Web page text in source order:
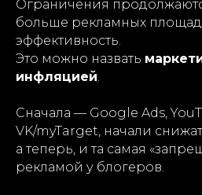
Ограничения
больше рекламных
эффективность.
Это можно назвать
инфляцией.
Сначала — Google Ads,
VK/myTarget, начали
а теперь, и та самая
рекламой у блогеров.